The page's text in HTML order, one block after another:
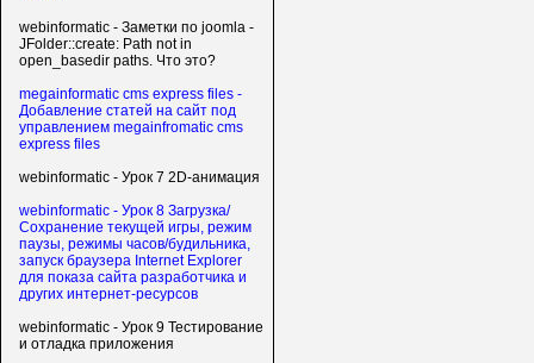
webinformatic - Заметки по joomla -
JFolder::create: Path not in
open_basedir paths. Что это?
megainformatic cms express files -
Добавление статей на сайт под
управлением megainfromatic cms
express files
webinformatic - Урок 7 2D-анимация
webinformatic - Урок 8 Загрузка/
Сохранение текущей игры, режим
паузы, режимы часов/будильника,
запуск браузера Internet Explorer
для показа сайта разработчика и
других интернет-ресурсов
webinformatic - Урок 9 Тестирование
и отладка приложения